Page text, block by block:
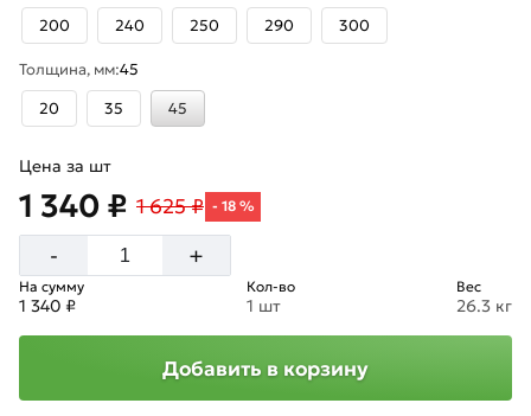
200 240 250 290 300
Толщина, мм:45
20
35 45
Цена за шт
1 340 ₽ 1 625 ₽ - 18 %
- +
На сумму
1 340 ₽
Кол-во
1 шт
Вес
26.3 кг
Добавить в корзину